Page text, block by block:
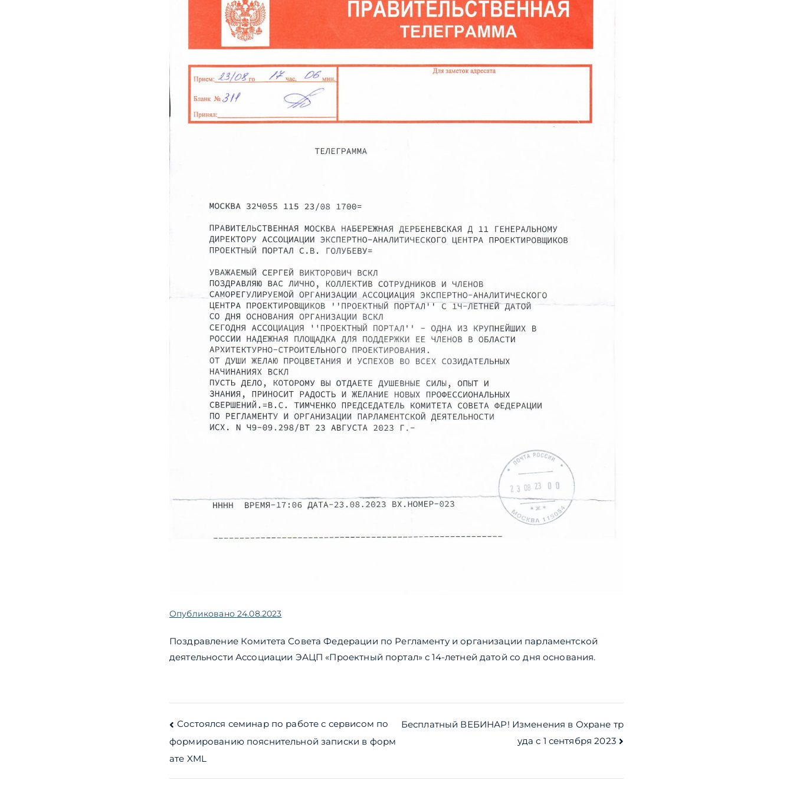
Опубликовано 24.08.2023
Поздравление Комитета Совета Федерации по Регламенту и организации парламентской
деятельности Ассоциации ЭАЦП «Проектный портал» с 14-летней датой со дня основания.
Навигация
по
записям
Состоялся семинар по работе с сервисом по
формированию пояснительной записки в форм
ате XML
Бесплатный ВЕБИНАР! Изменения в Охране тр
уда с 1 сентября 2023